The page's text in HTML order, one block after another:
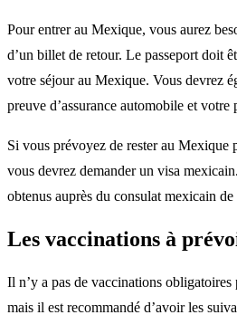
Pour entrer au Mexique, vous aurez
d’un billet de retour. Le passeport doit
votre séjour au Mexique. Vous devrez
preuve d’assurance automobile et votre
Si vous prévoyez de rester au Mexique
vous devrez demander un visa
obtenus auprès du consulat mexicain
Les vaccinations à
Il n’y a pas de vaccinations
mais il est recommandé d’avoir les